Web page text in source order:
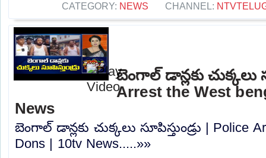
CATEGORY: NEWS CHANNEL:
బెంగాల్ డాన్లకు చుక్కలు
Arrest the West
News
బెంగాల్ డాన్లకు చుక్కలు సూపిస్తుండ్రు | Police
Dons | 10tv News.....»»